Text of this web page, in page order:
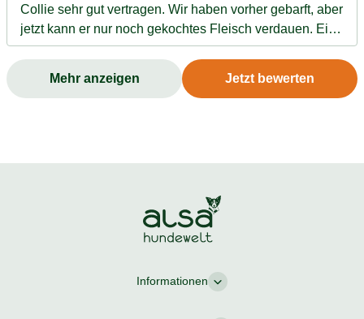
Collie sehr gut vertragen. Wir haben vorher gebarft, aber
jetzt kann er nur noch gekochtes Fleisch verdauen. Eine
sehr gute Alternative haben wir jetzt mit diesen Dosen
Mehr anzeigen Jetzt bewerten
Informationen